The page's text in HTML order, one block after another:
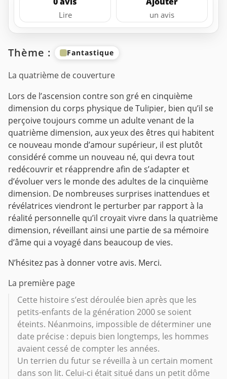
Lire un avis
Thème : Fantastique
La quatrième de couverture
Lors de l’ascension contre son gré en cinquième
dimension du corps physique de Tulipier, bien qu’il se
perçoive toujours comme un adulte venant de la
quatrième dimension, aux yeux des êtres qui habitent
ce nouveau monde d’amour supérieur, il est plutôt
considéré comme un nouveau né, qui devra tout
redécouvrir et réapprendre afin de s’adapter et
d’évoluer vers le monde des adultes de la cinquième
dimension. De nombreuses surprises inattendues et
révélatrices viendront le perturber par rapport à la
réalité personnelle qu’il croyait vivre dans la quatrième
dimension, réveillant ainsi une partie de sa mémoire
d’âme qui a voyagé dans beaucoup de vies.
N’hésitez pas à donner votre avis. Merci.
La première page
Cette histoire s’est déroulée bien après que les
petits-enfants de la génération 2000 se soient
éteints. Néanmoins, impossible de déterminer une
date précise : depuis bien longtemps, les hommes
avaient cessé de compter les années.
Un terrien du futur se réveilla à un certain moment
dans son lit. Celui-ci était situé dans un petit dôme